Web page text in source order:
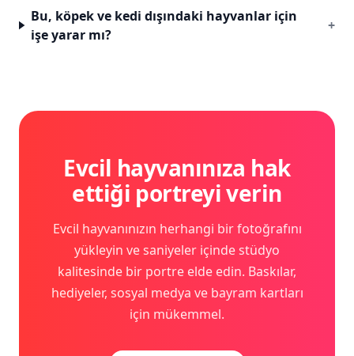
Bu, köpek ve kedi dışındaki hayvanlar için
işe yarar mı?
+
Evcil hayvanınıza hak
ettiği portreyi verin
Evcil hayvanınızın herhangi bir fotoğrafını
yükleyin ve saniyeler içinde stüdyo
kalitesinde bir portre elde edin. Baskılar,
hediyeler, sosyal medya ve bayram kartları
için mükemmel.